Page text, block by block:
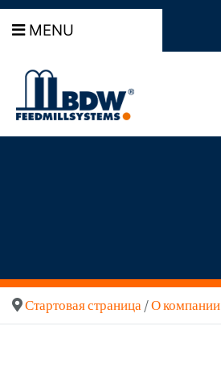
MENU
Стартовая страница/О компании